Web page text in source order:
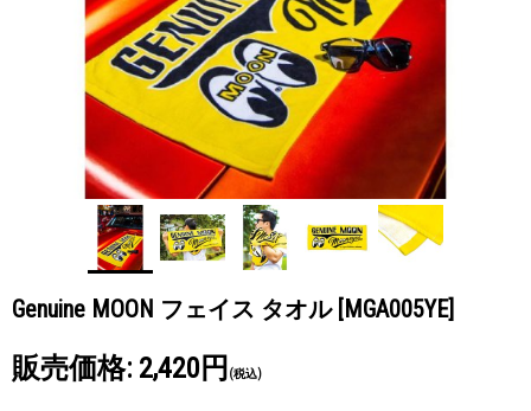
Genuine MOON フェイス タオル [MGA005YE]
販売価格: 2,420円 (税込)